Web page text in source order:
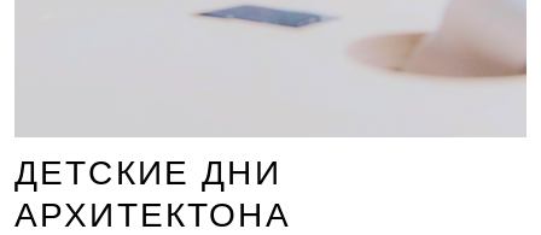
ДЕТСКИЕ ДНИ
АРХИТЕКТОНА